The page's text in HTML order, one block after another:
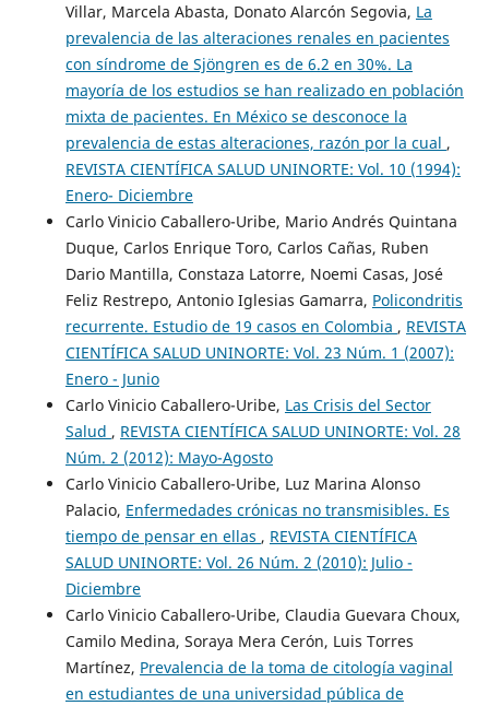
Villar, Marcela Abasta, Donato Alarcón Segovia, La
prevalencia de las alteraciones renales en pacientes
con síndrome de Sjöngren es de 6.2 en 30%. La
mayoría de los estudios se han realizado en población
mixta de pacientes. En México se desconoce la
prevalencia de estas alteraciones, razón por la cual ,
REVISTA CIENTÍFICA SALUD UNINORTE: Vol. 10 (1994):
Enero- Diciembre
Carlo Vinicio Caballero-Uribe, Mario Andrés Quintana
Duque, Carlos Enrique Toro, Carlos Cañas, Ruben
Dario Mantilla, Constaza Latorre, Noemi Casas, José
Feliz Restrepo, Antonio Iglesias Gamarra, Policondritis
recurrente. Estudio de 19 casos en Colombia , REVISTA
CIENTÍFICA SALUD UNINORTE: Vol. 23 Núm. 1 (2007):
Enero - Junio
Carlo Vinicio Caballero-Uribe, Las Crisis del Sector
Salud , REVISTA CIENTÍFICA SALUD UNINORTE: Vol. 28
Núm. 2 (2012): Mayo-Agosto
Carlo Vinicio Caballero-Uribe, Luz Marina Alonso
Palacio, Enfermedades crónicas no transmisibles. Es
tiempo de pensar en ellas , REVISTA CIENTÍFICA
SALUD UNINORTE: Vol. 26 Núm. 2 (2010): Julio -
Diciembre
Carlo Vinicio Caballero-Uribe, Claudia Guevara Choux,
Camilo Medina, Soraya Mera Cerón, Luis Torres
Martínez, Prevalencia de la toma de citología vaginal
en estudiantes de una universidad pública de